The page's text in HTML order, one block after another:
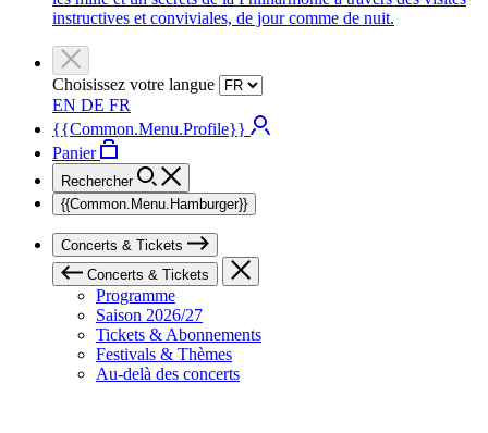
instructives et conviviales, de jour comme de nuit.
Choisissez votre langue
EN DE FR
{{Common.Menu.Profile}}
Panier
Rechercher
{{Common.Menu.Hamburger}}
Concerts & Tickets
Concerts & Tickets
Programme
Saison 2026/27
Tickets & Abonnements
Festivals & Thèmes
Au-delà des concerts